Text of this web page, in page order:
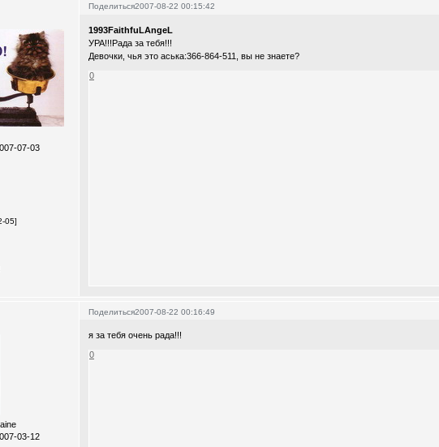
Поделиться2007-08-22 00:15:42
07-03
05]
1993FaithfuLAngeL
УРА!!!Рада за тебя!!!
Девочки, чья это аська:366-864-511, вы не знаете?
0
Поделиться2007-08-22 00:16:49
03-12
я за тебя очень рада!!!
0